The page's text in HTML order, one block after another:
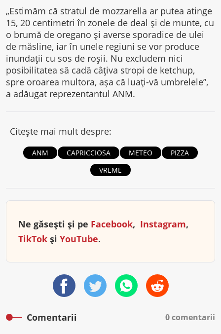
„Estimăm că stratul de mozzarella ar putea atinge
15, 20 centimetri în zonele de deal şi de munte, cu
o brumă de oregano şi averse sporadice de ulei
de măsline, iar în unele regiuni se vor produce
inundaţii cu sos de roşii. Nu excludem nici
posibilitatea să cadă câţiva stropi de ketchup,
spre oroarea multora, aşa că luaţi-vă umbrelele”,
a adăugat reprezentantul ANM.
Citește mai mult despre:
ANM CAPRICCIOSA METEO
PIZZA
VREME
Ne găsești și pe Facebook, Instagram,
TikTok și YouTube.
Comentarii 0 comentarii